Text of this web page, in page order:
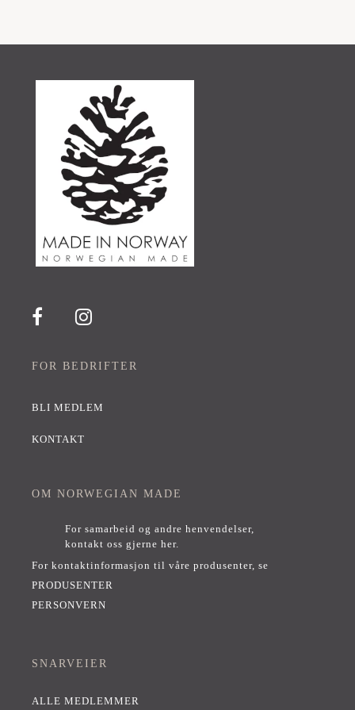
FOR BEDRIFTER
BLI MEDLEM
KONTAKT
OM NORWEGIAN MADE
For samarbeid og andre henvendelser,
kontakt oss gjerne her.
For kontaktinformasjon til våre produsenter, se
PRODUSENTER
PERSONVERN
SNARVEIER
ALLE MEDLEMMER